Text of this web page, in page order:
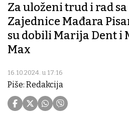
Za uloženi trud i rad
Zajednice Mađara
su dobili Marija Dent i
Max
16.10.2024. u 17:16
Piše: Redakcija